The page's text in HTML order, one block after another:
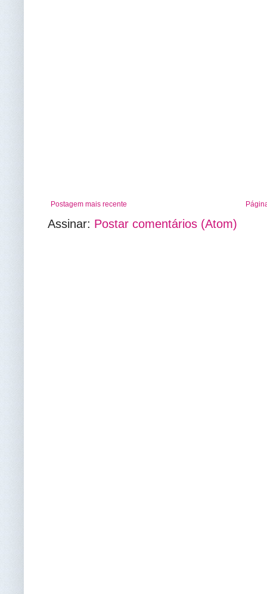
Postagem mais recente
Assinar: Postar comentários (Atom)